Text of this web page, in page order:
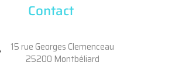
Contact
15 rue Georges Clemenceau
25200 Montbéliard